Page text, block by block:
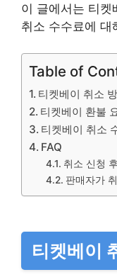
이 글에서는 티켓
취소 수수료에 대
Table of
티켓베이 취소
티켓베이 환불
티켓베이 취소
FAQ
취소 신청
판매자가
티켓베이